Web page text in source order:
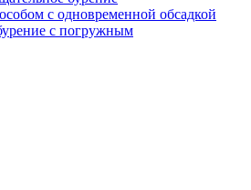
с одновременной обсадкой
с погружным